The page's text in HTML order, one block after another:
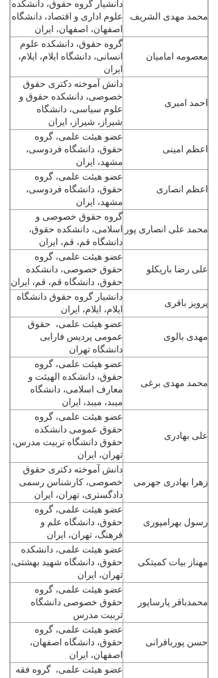
محمد مهدی الشریف
دانشیار گروه حقوق، دانشکده
علوم اداری و اقتصاد، دانشگاه
اصفهان، اصفهان، ایران
معصومه امامیان
گروه حقوق، دانشکده علوم
انسانی، دانشگاه ایلام، ایلام،
ایران
احمد امیری
دانش آموخته دکتری حقوق
خصوصی، دانشکده حقوق و
علوم سیاسی، دانشگاه
شیراز، شیراز، ایران
اعظم امینی
عضو هیئت علمی، گروه
حقوق، دانشگاه فردوسی،
مشهد، ایران
اعظم انصاری
عضو هیئت علمی، گروه
حقوق، دانشگاه فردوسی،
مشهد، ایران
محمد علی انصاری پور
گروه حقوق خصوصی و
اسلامی، دانشکده حقوق،
دانشگاه قم، قم، ایران
علی رضا باریکلو
عضو هیئت علمی، گروه
حقوق خصوصی، دانشکده
حقوق، دانشگاه قم، قم، ایران
پرویز باقری
دانشیار گروه حقوق دانشگاه
ایلام، ایلام، ایران
مهدی بالوی
عضو هیئت علمی، حقوق
عمومی پردیس فارابی
دانشگاه تهران
محمد مهدی برغی
عضو هیئت علمی، گروه
حقوق، دانشکده الهیئت و
معارف اسلامی، دانشگاه
میبد، میبد، ایران
علی بهادری
عضو هیئت علمی، گروه
حقوق عمومی دانشکده
حقوق دانشگاه تربیت مدرس،
تهران، ایران
زهرا بهادری جهرمی
دانش آموخته دکتری حقوق
خصوصی، کارشناس رسمی
دادگستری، تهران، ایران
رسول بهرامپوری
عضو هیئت علمی، گروه
حقوق، دانشگاه علم و
فرهنگ، تهران، ایران
مهناز بیات کمیتکی
عضو هیئت علمی، دانشکده
حقوق، دانشگاه شهید بهشتی،
تهران، ایران
محمدباقر پارساپور
عضو هیئت علمی، گروه
حقوق خصوصی دانشگاه
تربیت مدرس
حسن پوربافرانی
عضو هیئت علمی، گروه
حقوق، دانشگاه اصفهان،
اصفهان، ایران
عضو هیئت علمی، گروه فقه